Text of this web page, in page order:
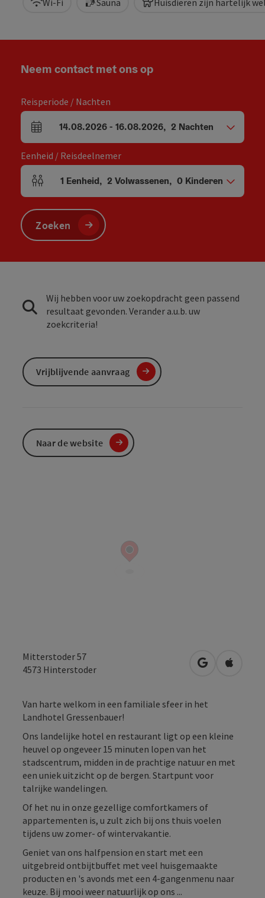
Wi-Fi Sauna Huisdieren zijn hartelijk
Mitterstoder 57
4573 Hinterstoder Openen in
Van harte welkom in een familiale sfeer in het
Landhotel Gressenbauer!
Ons landelijke hotel en restaurant ligt op een kleine
heuvel op ongeveer 15 minuten lopen van het
stadscentrum, midden in de prachtige natuur en met
een uniek uitzicht op de bergen. Startpunt voor
talrijke wandelingen.
Of het nu in onze gezellige comfortkamers of
appartementen is, u zult zich bij ons thuis voelen
tijdens uw zomer- of wintervakantie.
Geniet van ons halfpension en start met een
uitgebreid ontbijtbuffet met veel huisgemaakte
producten en 's avonds met een 4-gangenmenu naar
keuze. Bij mooi weer natuurlijk op ons ...
Neem contact met ons op
Reisperiode / Nachten
Velden voor aankomst en vertrek
14.08.2026- 16.08.2026, 2 Nachten
Eenheid / Reisdeelnemer
Aantal eenheden en persoonsvelden
1 Eenheid, 2 Volwassenen, 0 Kinderen
Zoeken
Wij hebben voor uw zoekopdracht geen passend
resultaat gevonden. Verander a.u.b. uw
zoekcriteria!
Vrijblijvende aanvraag
Naar de website